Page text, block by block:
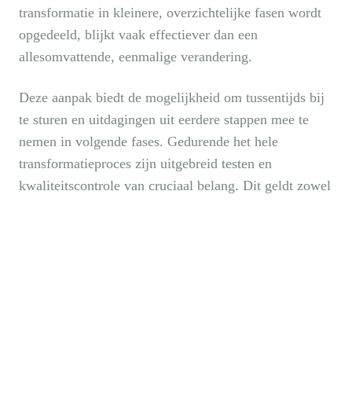
transformatie in kleinere, overzichtelijke fasen wordt
opgedeeld, blijkt vaak effectiever dan een
allesomvattende, eenmalige verandering.
Deze aanpak biedt de mogelijkheid om tussentijds bij
te sturen en uitdagingen uit eerdere stappen mee te
nemen in volgende fases. Gedurende het hele
transformatieproces zijn uitgebreid testen en
kwaliteitscontrole van cruciaal belang. Dit geldt zowel